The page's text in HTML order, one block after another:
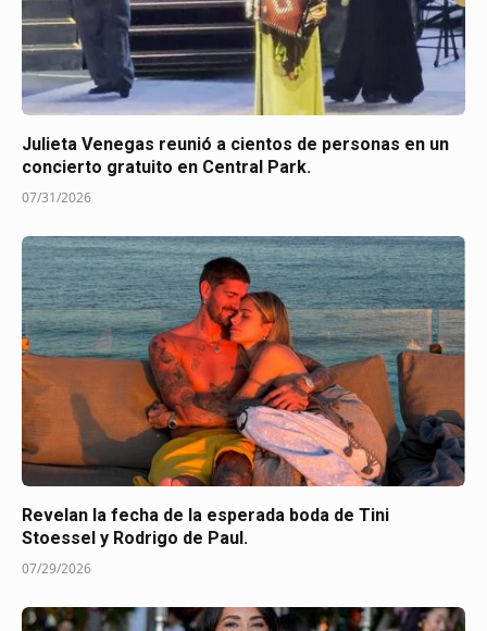
Julieta Venegas reunió a cientos de personas en un
concierto gratuito en Central Park.
07/31/2026
Revelan la fecha de la esperada boda de Tini
Stoessel y Rodrigo de Paul.
07/29/2026